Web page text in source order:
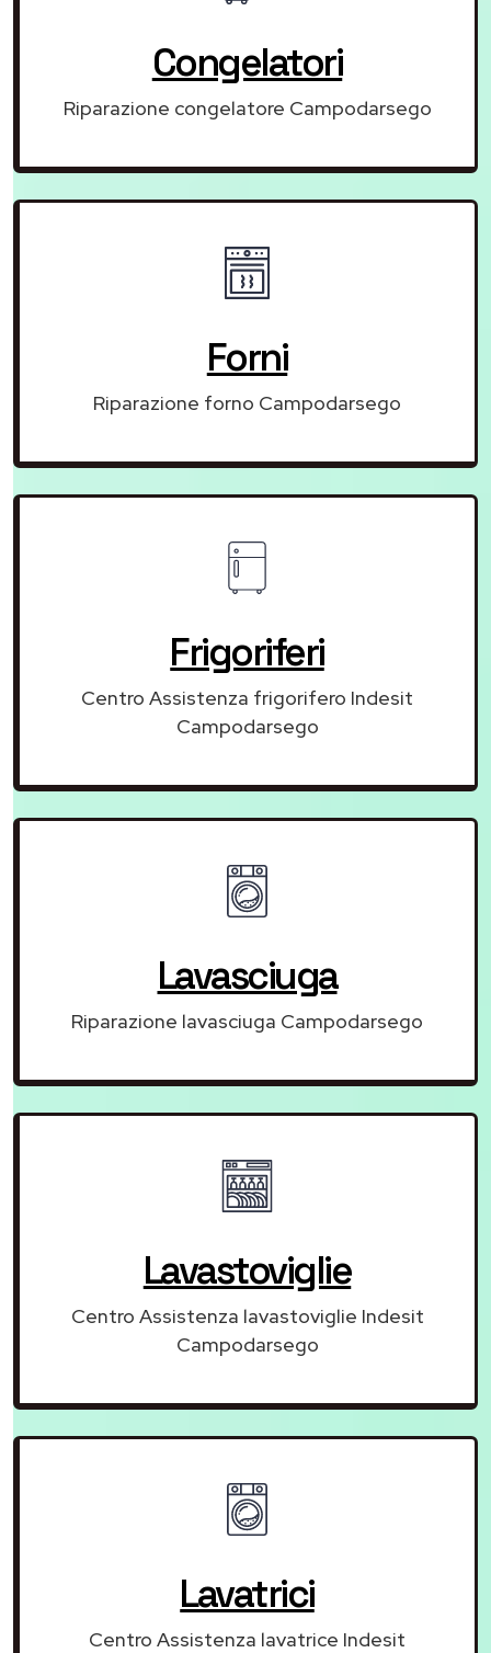
Congelatori
Riparazione congelatore Campodarsego
Forni
Riparazione forno Campodarsego
Frigoriferi
Centro Assistenza frigorifero Indesit
Campodarsego
Lavasciuga
Riparazione lavasciuga Campodarsego
Lavastoviglie
Centro Assistenza lavastoviglie Indesit
Campodarsego
Lavatrici
Centro Assistenza lavatrice Indesit